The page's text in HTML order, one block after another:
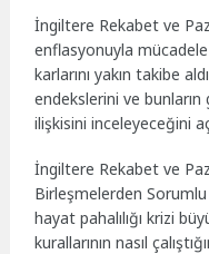
İngiltere Rekabet ve
enflasyonuyla
karlarını yakın takibe
endekslerini ve
ilişkisini inceleyeceğini
İngiltere Rekabet ve
Birleşmelerden
hayat pahalılığı krizi
kurallarının nasıl